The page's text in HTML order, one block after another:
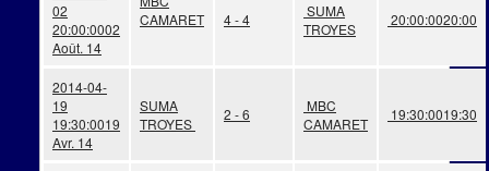
02
20:00:0002
Août. 14
CAMARET
4 - 4
SUMA
TROYES
20:00:0020:00
2014-04-
19
19:30:0019
Avr. 14
SUMA
TROYES
2 - 6
MBC
CAMARET
19:30:0019:30